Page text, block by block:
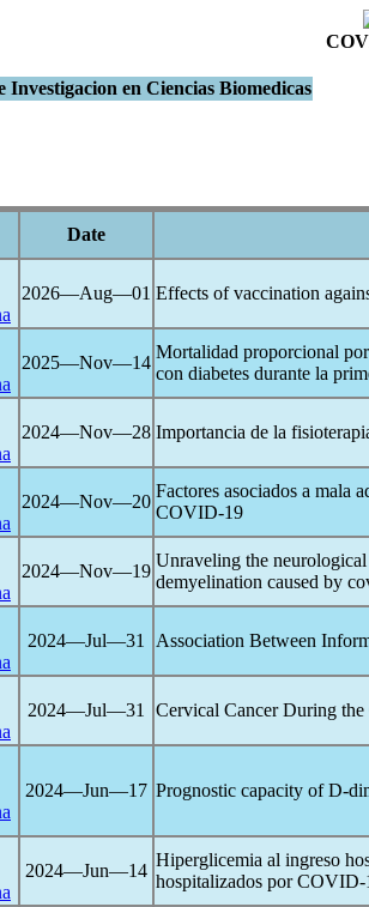
en Ciencias Biomedicas
Date
2026―Aug―01 Effects of vaccination
2025―Nov―14
Mortalidad proporcional por
con diabetes durante la
2024―Nov―28 Importancia de la
2024―Nov―20
Factores asociados a mala
COVID-19
2024―Nov―19
Unraveling the
demyelination caused by
2024―Jul―31 Association Between
2024―Jul―31 Cervical Cancer During the
2024―Jun―17 Prognostic capacity of D-
2024―Jun―14
Hiperglicemia al ingreso
hospitalizados porCOVID-